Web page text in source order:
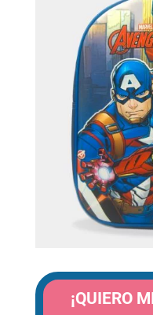
¡QUIERO